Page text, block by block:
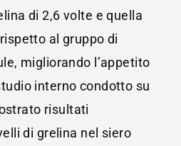
di 2,6 volte e quella
rispetto al gruppo di
migliorando l’appetito
interno condotto su
risultati
di grelina nel siero